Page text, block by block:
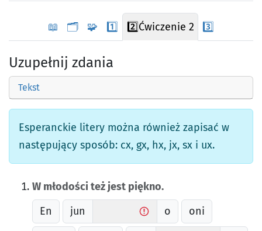
📖 🗂️ 🧩 1️⃣ 2️⃣Ćwiczenie 2 3️⃣
Uzupełnij zdania
Tekst
Esperanckie litery można również zapisać w
następujący sposób: cx, gx, hx, jx, sx i ux.
W młodości też jest piękno.
En
jun o oni